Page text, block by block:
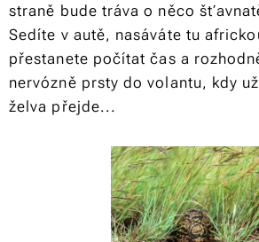
straně bude tráva o něco
Sedíte v autě, nasáváte tu
přestanete počítat čas a
nervózně prsty do volantu, kdy
želva přejde...